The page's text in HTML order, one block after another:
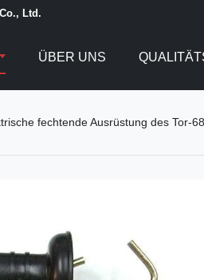
Ltd.
ÜBER UNS
fechtende Ausrüstung des Tor-